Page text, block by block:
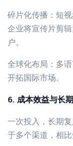
碎片化传播：短
企业将宣传片剪
户。
全球化布局：多
开拓国际市场。
6. 成本效益与长
一次投入，长期
于多个渠道，相